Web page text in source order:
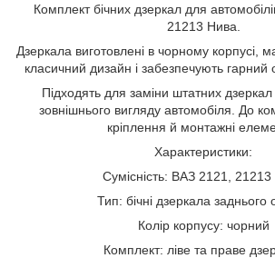
Комплект бічних дзеркал для
21213 Нива.
Дзеркала виготовлені в чорному корпусі,
класичний дизайн і забезпечують гарний
Підходять для заміни штатних
зовнішнього вигляду автомобіля. До
кріплення й монтажні
Характеристики:
Сумісність: ВАЗ 2121,
Тип: бічні дзеркала заднього
Колір корпусу: чорний
Комплект: ліве та праве